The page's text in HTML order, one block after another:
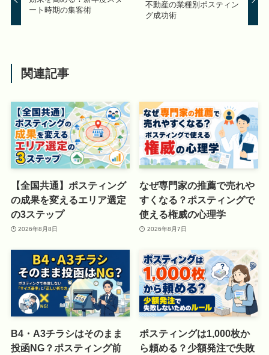
ート時期の集客術
不動産の業種別ポスティン
グ成功術
関連記事
【全国共通】ポスティング
の成果を変えるエリア選定
の3ステップ
2026年8月8日
なぜ専門家の推薦で売れや
すくなる？ポスティングで
使える権威の心理学
2026年8月7日
B4・A3チラシはそのまま
投函NG？ポスティング前
ポスティングは1,000枚か
ら頼める？少額発注で失敗